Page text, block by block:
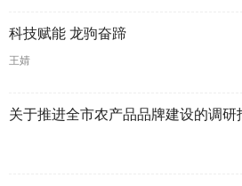
科技赋能 龙驹奋蹄
王婧
关于推进全市农产品品牌建设的调研